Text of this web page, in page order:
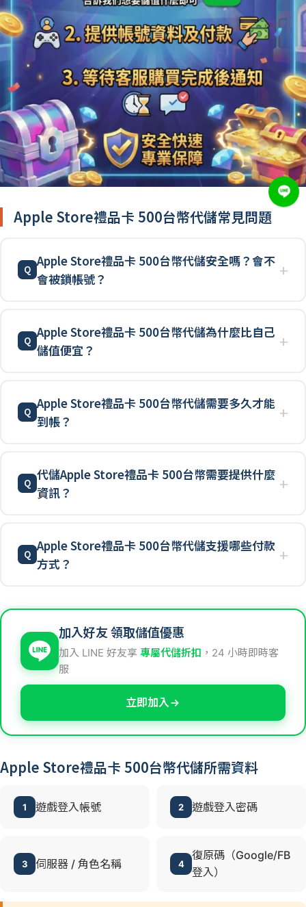
Apple Store禮品卡 500台幣代儲常見問題
Apple Store禮品卡 500台幣代儲安全嗎？會不
會被鎖帳號？
Apple Store禮品卡 500台幣代儲為什麼比自己
儲值便宜？
Apple Store禮品卡 500台幣代儲需要多久才能
到帳？
代儲Apple Store禮品卡 500台幣需要提供什麼
資訊？
Apple Store禮品卡 500台幣代儲支援哪些付款
方式？
加入好友 領取儲值優惠
加入 LINE 好友享 專屬代儲折扣 ，24 小時即時客
服
立即加入
Apple Store禮品卡 500台幣代儲所需資料
1 遊戲登入帳號 2 遊戲登入密碼
3 伺服器 / 角色名稱 4
復原碼（Google/FB
登入）